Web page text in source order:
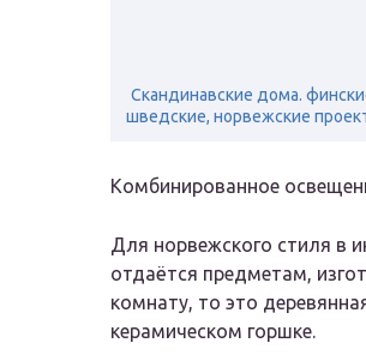
Скандинавские дома.
шведские, норвежские
Комбинированное
Для норвежского стиля в
отдаётся предметам,
комнату, то это
керамическом горшке.